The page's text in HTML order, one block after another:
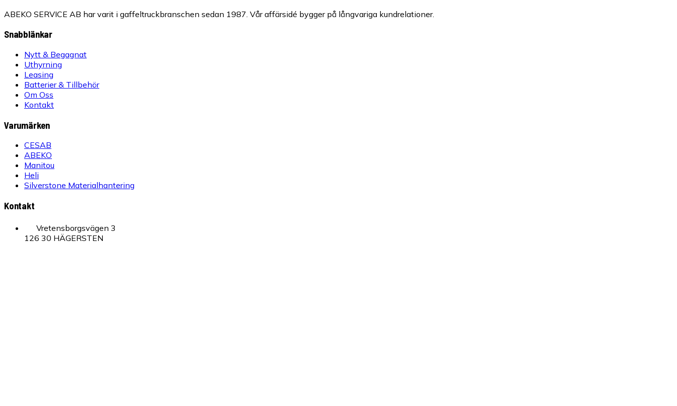
ABEKO SERVICE AB har varit i gaffeltruckbranschen sedan 1987. Vår affärsidé bygger på långvariga kundrelationer.
Snabblänkar
Nytt & Begagnat
Uthyrning
Leasing
Batterier & Tillbehör
Om Oss
Kontakt
Varumärken
CESAB
ABEKO
Manitou
Heli
Silverstone Materialhantering
Kontakt
Vretensborgsvägen 3
126 30 HÄGERSTEN